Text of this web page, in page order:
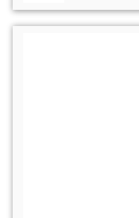
do